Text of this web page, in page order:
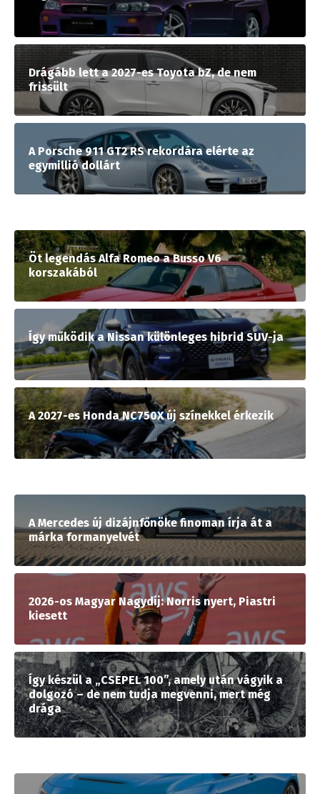
Drágább lett a 2027-es Toyota bZ, de nem
frissült
A Porsche 911 GT2 RS rekordára elérte az
egymillió dollárt
Öt legendás Alfa Romeo a Busso V6
korszakából
Így működik a Nissan különleges hibrid SUV-ja
A 2027-es Honda NC750X új színekkel érkezik
A Mercedes új dizájnfőnöke finoman írja át a
márka formanyelvét
2026-os Magyar Nagydíj: Norris nyert, Piastri
kiesett
Így készül a „CSEPEL 100”, amely után vágyik a
dolgozó – de nem tudja megvenni, mert még
drága